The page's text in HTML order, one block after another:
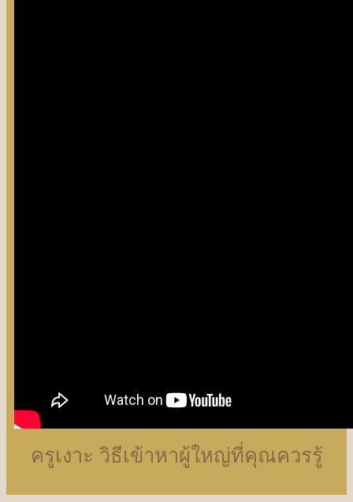
ครูเงาะ วิธีเข้าหาผู้ใหญ่ที่คุณควรรู้